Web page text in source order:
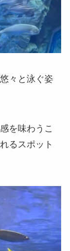
々と泳ぐ姿
を味わうこ
るスポット